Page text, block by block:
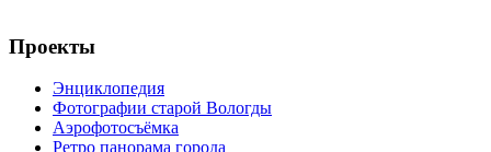
Проекты
Энциклопедия
Фотографии старой Вологды
Аэрофотосъёмка
Ретро панорама города